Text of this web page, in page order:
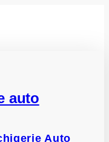
auto
Auto